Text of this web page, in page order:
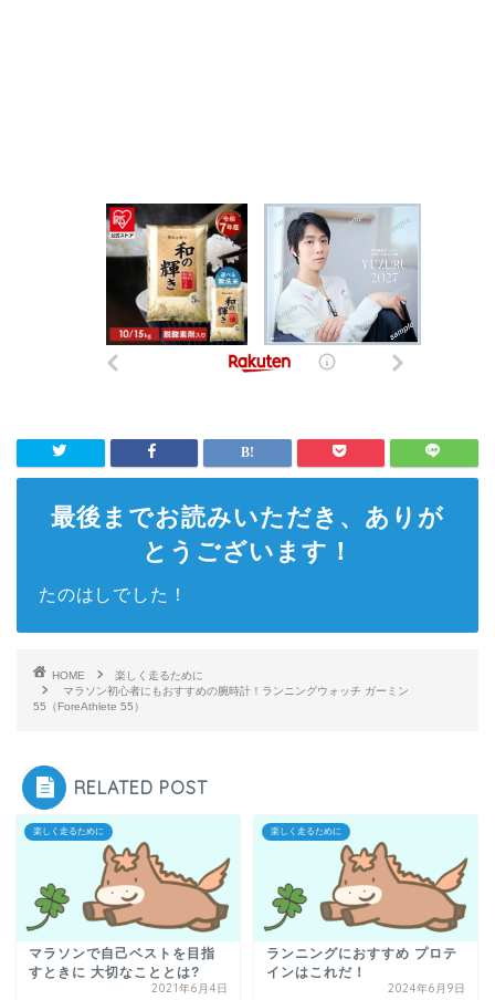
最後までお読みいただき、ありが
とうございます！
たのはしでした！
HOME
楽しく走るために
マラソン初心者にもおすすめの腕時計！ランニングウォッチ ガーミン
55（ForeAthlete 55）
RELATED POST
楽しく走るために
マラソンで自己ベストを目指
すときに 大切なこととは?
2021年6月4日
楽しく走るために
ランニングにおすすめ プロテ
インはこれだ！
2024年6月9日